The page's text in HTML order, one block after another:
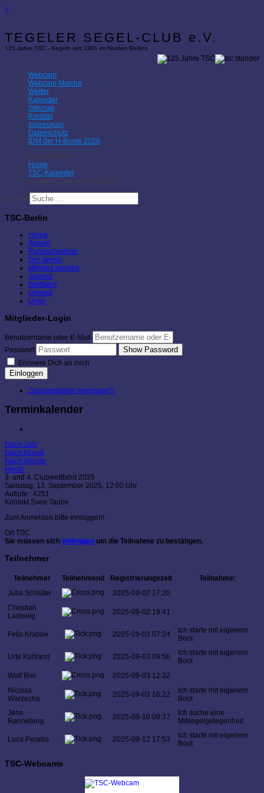
×
TEGELER SEGEL-CLUB e.V.
125 Jahre TSC - Segeln seit 1901 im Norden Berlins
Webcam
Webcam Malche
Wetter
Kalender
Sitemap
Kontakt
Impressum
Datenschutz
IDM der H-Boote 2026
Aktuelle Seite:
Home
TSC-Kalender
3. und 4. Clubwettfahrt 2025
Suchen
TSC-Berlin
Home
Aktuell
Rundschreiben
Der Verein
Mitglied werden
Jugend
Wettfahrt
Umwelt
Links
Mitglieder-Login
Benutzername oder E-Mail
Passwort
Show Password
Erinnere Dich an mich
Einloggen
Zugangsdaten vergessen?
Terminkalender
Nach Jahr
Nach Monat
Nach Woche
Heute
3. und 4. Clubwettfahrt 2025
Samstag, 13. September 2025, 12:00 Uhr
Aufrufe : 4251
Kontakt Sven Taube
Zum Anmelden bitte einloggen!
Ort TSC
Sie müssen sich einloggen um die Teilnahme zu bestätigen.
Teilnehmer
Julia Schlüter
2025-09-02 17:20
Christian
Ladewig
2025-09-02 19:41
Felix Krabbe 2025-09-03 07:24
Ich starte mit eigenem
Boot
Urte Kuhland 2025-09-03 09:56
Ich starte mit eigenem
Boot
Wulf Biel
2025-09-03 12:32
Nicolas
Warzecha
2025-09-03 16:22
Ich starte mit eigenem
Boot
Jens
Ranneberg
2025-09-10 08:37
Ich suche eine
Mitsegelgelegenheit
Luca Perabo 2025-09-12 17:53
Ich starte mit eigenem
Boot
Teilnehmer Teilnehmend Registrierungszeit Teilnahme:
TSC-Webcams